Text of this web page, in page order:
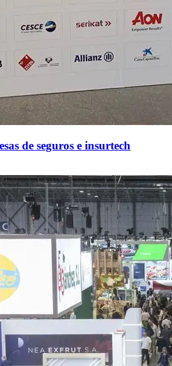
de seguros e insurtech